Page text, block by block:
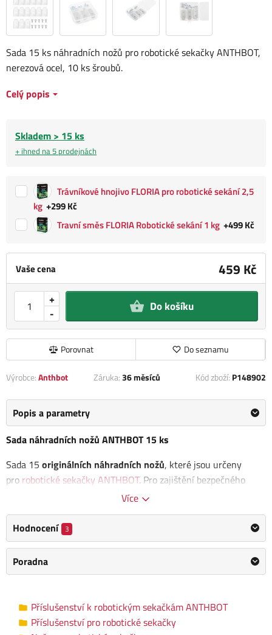
Vaše cena 459 Kč
-
+ Do košíku
Porovnat Do seznamu
Sada 15 ks náhradních nožů pro robotické sekačky ANTHBOT,
nerezová ocel, 10 ks šroubů.
Celý popis
Skladem > 15 ks
+ ihned na 5 prodejnách
Trávníkové hnojivo FLORIA pro robotické sekání 2,5
kg +299 Kč
Travní směs FLORIA Robotické sekání 1 kg +499 Kč
Výrobce:Anthbot Záruka:36 měsíců Kód zboží: P148902
Popis a parametry
Sada náhradních nožů ANTHBOT 15 ks
Sada 15 originálních náhradních nožů, které jsou určeny
pro robotické sekačky ANTHBOT. Pro zajištění bezpečného
sečení je důležité vyměnit všechny nože současně. Po dotažení
jakýchkoliv omezení.
Materiál: nerezová ocel
Vhodné pro: robotické sekačky ANTHBOT
15 x Náhradní nůž
10 x Šroub
Více
Hodnocení 3
Poradna
Příslušenství k robotickým sekačkám ANTHBOT
Příslušenství pro robotické sekačky